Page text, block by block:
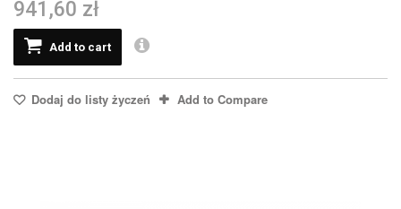
941,60 zł
Add to cart
Dodaj do listy życzeń Add to Compare